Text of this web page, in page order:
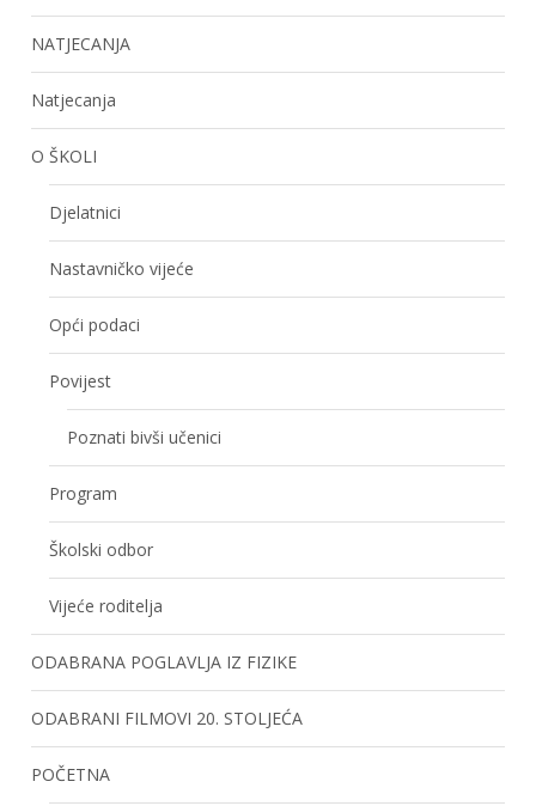
NATJECANJA
Natjecanja
O ŠKOLI
Djelatnici
Nastavničko vijeće
Opći podaci
Povijest
Poznati bivši učenici
Program
Školski odbor
Vijeće roditelja
ODABRANA POGLAVLJA IZ FIZIKE
ODABRANI FILMOVI 20. STOLJEĆA
POČETNA